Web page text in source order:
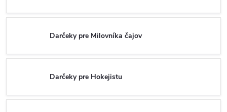
Darčeky pre Milovníka čajov
Darčeky pre Hokejistu